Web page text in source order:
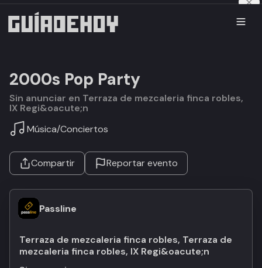
2000s Pop Party
Sin anunciar en Terraza de mezcaleria finca robles,
IX Regi&oacute;n
Música/Conciertos
Compartir Reportar evento
Passline
Terraza de mezcaleria finca robles, Terraza de
mezcaleria finca robles, IX Regi&oacute;n